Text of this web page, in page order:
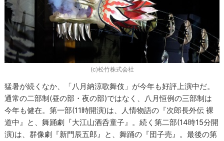
(c)松竹株式会社
猛暑が続くなか、「八月納涼歌舞伎」が今年も好評上演中だ。
通常の二部制(昼の部・夜の部)ではなく、八月恒例の三部制は
今年も健在。第一部(11時開演)は、人情物語の『次郎長外伝 裸
道中』と、舞踊劇『大江山酒呑童子』。続く第二部(14時15分開
演)は、群像劇『新門辰五郎』と、舞踊の『団子売』。最後の第